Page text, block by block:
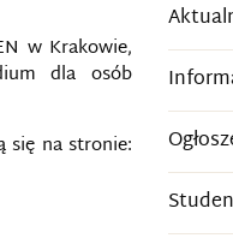
w Krakowie,
dla osób
się na stronie: